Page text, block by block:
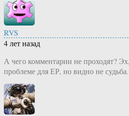
RVS
4 лет назад
А чего комментарии не проходят?
проблеме для ЕР, но видно не судьба.